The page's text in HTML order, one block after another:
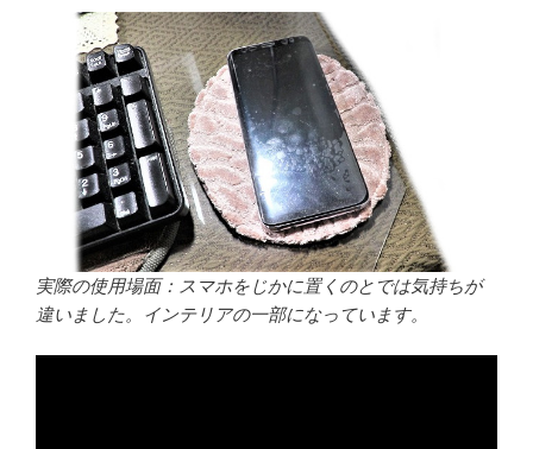
実際の使用場面：スマホをじかに置くのとでは気持ちが
違いました。インテリアの一部になっています。